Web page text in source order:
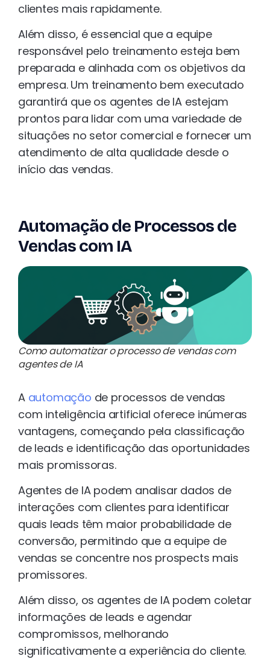
clientes mais rapidamente.
Além disso, é essencial que a equipe
responsável pelo treinamento esteja bem
preparada e alinhada com os objetivos da
empresa. Um treinamento bem executado
garantirá que os agentes de IA estejam
prontos para lidar com uma variedade de
situações no setor comercial e fornecer um
atendimento de alta qualidade desde o
início das vendas.
Automação de Processos de
Vendas com IA
Como automatizar o processo de vendas com
agentes de IA
A automação de processos de vendas
com inteligência artificial oferece inúmeras
vantagens, começando pela classificação
de leads e identificação das oportunidades
mais promissoras.
Agentes de IA podem analisar dados de
interações com clientes para identificar
quais leads têm maior probabilidade de
conversão, permitindo que a equipe de
vendas se concentre nos prospects mais
promissores.
Além disso, os agentes de IA podem coletar
informações de leads e agendar
compromissos, melhorando
significativamente a experiência do cliente.